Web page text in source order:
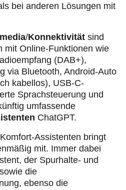
bei anderen Lösungen mit
/Konnektivität sind
mit Online-Funktionen wie
(DAB+),
via Bluetooth, Android-Auto
kabellos), USB-C-
Sprachsteuerung und
umfassende
ChatGPT.
Assistenten bringt
mit. Immer dabei
der Spurhalte- und
die
ebenso die